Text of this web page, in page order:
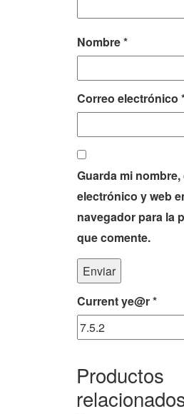
Nombre*
Correo electrónico
Guarda mi
electrónico y web
navegador para la
que comente.
Current ye@r*
Productos